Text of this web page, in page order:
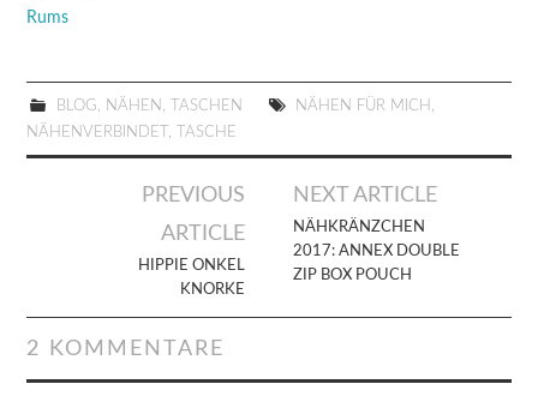
Rums
BLOG NÄHEN TASCHEN NÄHEN FÜR MICH
NÄHENVERBINDET
TASCHE
Navigation
PREVIOUS
ARTICLE
HIPPIE ONKEL
KNORKE
NEXT ARTICLE
NÄHKRÄNZCHEN
2017: ANNEX DOUBLE
ZIP BOX POUCH
2 KOMMENTARE